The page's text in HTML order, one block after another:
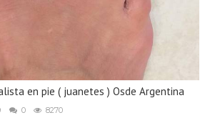
en pie ( juanetes ) Osde Argentina
0 8270